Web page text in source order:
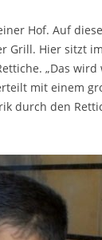
Hof. Auf
Grill. Hier sitzt
„Das
mit einem
durch den